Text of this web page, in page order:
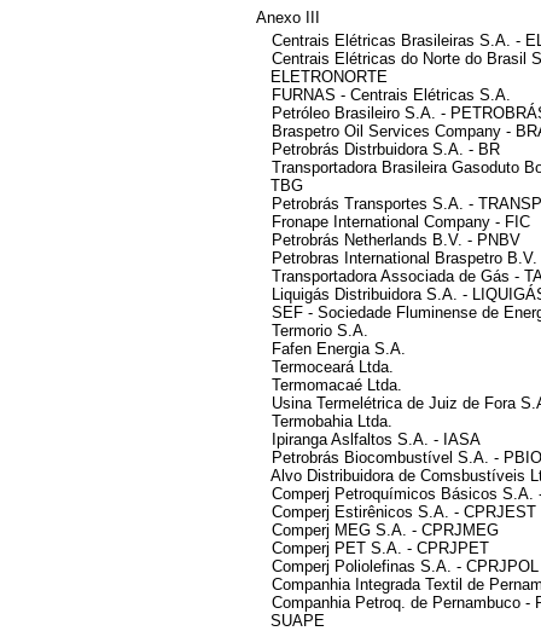
Anexo III
Centrais Elétricas Brasileiras S.A. -
Centrais Elétricas do Norte do Brasil
ELETRONORTE
FURNAS - Centrais Elétricas S.A.
Petróleo Brasileiro S.A. -
Braspetro Oil Services Company -
Petrobrás Distrbuidora S.A. - BR
Transportadora Brasileira Gasoduto
TBG
Petrobrás Transportes S.A. -
Fronape International Company - FIC
Petrobrás Netherlands B.V. - PNBV
Petrobras International Braspetro B.V.
Transportadora Associada de Gás -
Liquigás Distribuidora S.A. -
SEF - Sociedade Fluminense de
Termorio S.A.
Fafen Energia S.A.
Termoceará Ltda.
Termomacaé Ltda.
Usina Termelétrica de Juiz de Fora
Termobahia Ltda.
Ipiranga Aslfaltos S.A. - IASA
Petrobrás Biocombustível S.A. - PBIO
Alvo Distribuidora de Comsbustíveis
Comperj Petroquímicos Básicos S.A.
Comperj Estirênicos S.A. - CPRJEST
Comperj MEG S.A. - CPRJMEG
Comperj PET S.A. - CPRJPET
Comperj Poliolefinas S.A. - CPRJPOL
Companhia Integrada Textil de
Companhia Petroq. de Pernambuco -
SUAPE